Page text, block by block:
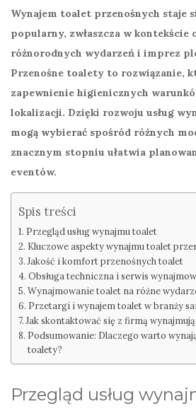
Wynajem toalet przenośnych staje
popularny, zwłaszcza w kontekście
różnorodnych wydarzeń i imprez
Przenośne toalety to rozwiązanie,
zapewnienie higienicznych
lokalizacji. Dzięki rozwoju usług
mogą wybierać spośród różnych
znacznym stopniu ułatwia
eventów.
Spis treści
Przegląd usług wynajmu toalet
Kluczowe aspekty wynajmu toalet
Jakość i komfort przenośnych toalet
Obsługa techniczna i serwis
Wynajmowanie toalet na różne
Przetargi i wynajem toalet w branży
Jak skontaktować się z firmą
Podsumowanie: Dlaczego warto
toalety?
Przegląd usług